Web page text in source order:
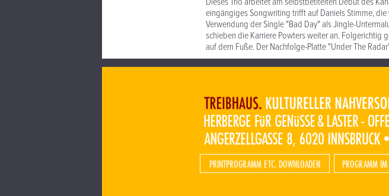
eingängiges Songwriting trifft auf Daniels Stimme,
Verwendung der Single "Bad Day" als Jingle-
schieben die Karriere Powters weiter an. Folgerichtig
auf dem Fuße. Der Nachfolge-Platte "Under The
PRINTPROGRAMM ETC. DOWNLOADEN PROGRAMM IM